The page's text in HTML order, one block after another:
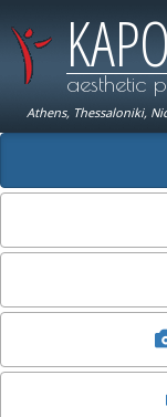
aesthetic
Athens, Thessaloniki,